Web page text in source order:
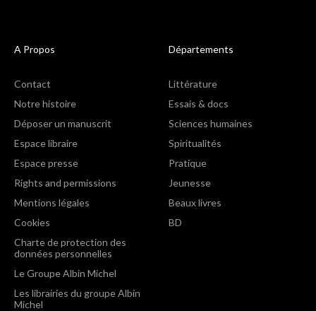
A Propos
Contact
Notre histoire
Déposer un manuscrit
Espace libraire
Espace presse
Rights and permissions
Mentions légales
Cookies
Charte de protection des
données personnelles
Le Groupe Albin Michel
Les librairies du groupe Albin
Michel
Départements
Littérature
Essais & docs
Sciences humaines
Spiritualités
Pratique
Jeunesse
Beaux livres
BD